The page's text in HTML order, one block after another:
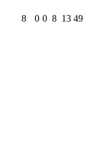
8 0 0 8 13 49